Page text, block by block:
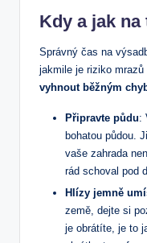
Kdy a jak na
Správný čas na
jakmile je riziko mrazů
vyhnout běžným
Připravte půdu:
bohatou půdou.
vaše zahrada
rád schoval pod
Hlízy jemně
země, dejte si
je obrátíte, je to